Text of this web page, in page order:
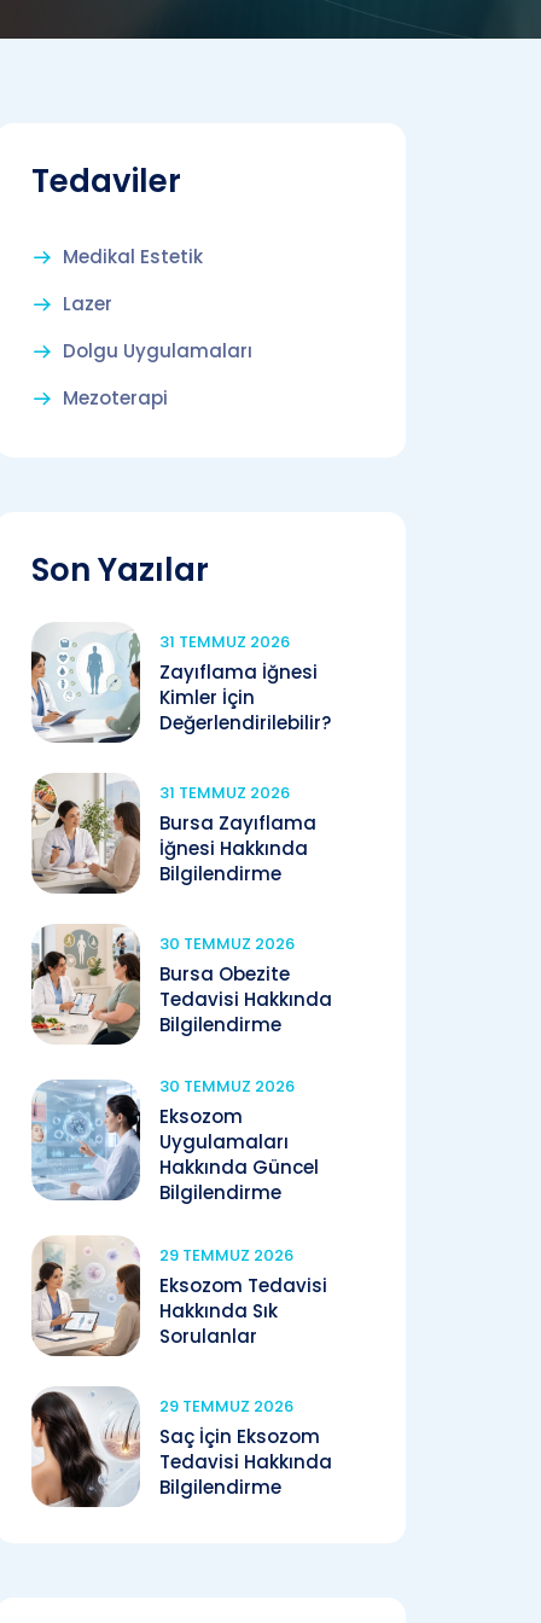
Tedaviler
Medikal Estetik
Lazer
Dolgu Uygulamaları
Mezoterapi
Son Yazılar
31 TEMMUZ 2026
Zayıflama İğnesi
Kimler İçin
Değerlendirilebilir?
31 TEMMUZ 2026
Bursa Zayıflama
İğnesi Hakkında
Bilgilendirme
30 TEMMUZ 2026
Bursa Obezite
Tedavisi Hakkında
Bilgilendirme
30 TEMMUZ 2026
Eksozom
Uygulamaları
Hakkında Güncel
Bilgilendirme
29 TEMMUZ 2026
Eksozom Tedavisi
Hakkında Sık
Sorulanlar
29 TEMMUZ 2026
Saç İçin Eksozom
Tedavisi Hakkında
Bilgilendirme